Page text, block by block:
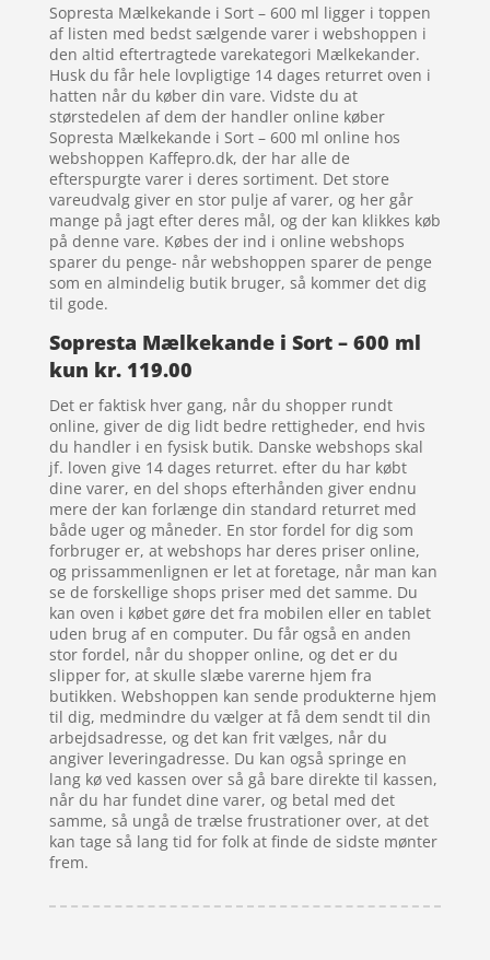
Sopresta Mælkekande i Sort – 600 ml ligger i toppen
af listen med bedst sælgende varer i webshoppen i
den altid eftertragtede varekategori Mælkekander.
Husk du får hele lovpligtige 14 dages returret oven i
hatten når du køber din vare. Vidste du at
størstedelen af dem der handler online køber
Sopresta Mælkekande i Sort – 600 ml online hos
webshoppen Kaffepro.dk, der har alle de
efterspurgte varer i deres sortiment. Det store
vareudvalg giver en stor pulje af varer, og her går
mange på jagt efter deres mål, og der kan klikkes køb
på denne vare. Købes der ind i online webshops
sparer du penge- når webshoppen sparer de penge
som en almindelig butik bruger, så kommer det dig
til gode.
Sopresta Mælkekande i Sort – 600 ml
kun kr. 119.00
Det er faktisk hver gang, når du shopper rundt
online, giver de dig lidt bedre rettigheder, end hvis
du handler i en fysisk butik. Danske webshops skal
jf. loven give 14 dages returret. efter du har købt
dine varer, en del shops efterhånden giver endnu
mere der kan forlænge din standard returret med
både uger og måneder. En stor fordel for dig som
forbruger er, at webshops har deres priser online,
og prissammenlignen er let at foretage, når man kan
se de forskellige shops priser med det samme. Du
kan oven i købet gøre det fra mobilen eller en tablet
uden brug af en computer. Du får også en anden
stor fordel, når du shopper online, og det er du
slipper for, at skulle slæbe varerne hjem fra
butikken. Webshoppen kan sende produkterne hjem
til dig, medmindre du vælger at få dem sendt til din
arbejdsadresse, og det kan frit vælges, når du
angiver leveringadresse. Du kan også springe en
lang kø ved kassen over så gå bare direkte til kassen,
når du har fundet dine varer, og betal med det
samme, så ungå de trælse frustrationer over, at det
kan tage så lang tid for folk at finde de sidste mønter
frem.